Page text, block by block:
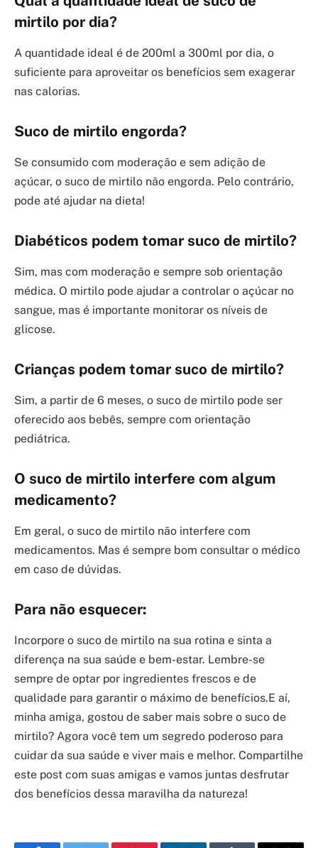
mirtilo por dia?
A quantidade ideal é de 200ml a 300ml por dia, o
suficiente para aproveitar os benefícios sem exagerar
nas calorias.
Suco de mirtilo engorda?
Se consumido com moderação e sem adição de
açúcar, o suco de mirtilo não engorda. Pelo contrário,
pode até ajudar na dieta!
Diabéticos podem tomar suco de mirtilo?
Sim, mas com moderação e sempre sob orientação
médica. O mirtilo pode ajudar a controlar o açúcar no
sangue, mas é importante monitorar os níveis de
glicose.
Crianças podem tomar suco de mirtilo?
Sim, a partir de 6 meses, o suco de mirtilo pode ser
oferecido aos bebês, sempre com orientação
pediátrica.
O suco de mirtilo interfere com algum
medicamento?
Em geral, o suco de mirtilo não interfere com
medicamentos. Mas é sempre bom consultar o médico
em caso de dúvidas.
Para não esquecer:
Incorpore o suco de mirtilo na sua rotina e sinta a
diferença na sua saúde e bem-estar. Lembre-se
sempre de optar por ingredientes frescos e de
qualidade para garantir o máximo de benefícios.E aí,
minha amiga, gostou de saber mais sobre o suco de
mirtilo? Agora você tem um segredo poderoso para
cuidar da sua saúde e viver mais e melhor. Compartilhe
este post com suas amigas e vamos juntas desfrutar
dos benefícios dessa maravilha da natureza!